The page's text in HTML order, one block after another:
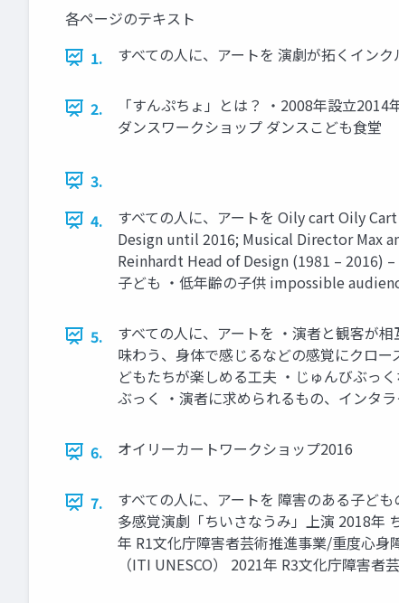
各ページのテキスト
1.
すべての人に、アートを 演劇が拓くイン
2.
「すんぷちょ」とは？ ・2008年設立
ダンスワークショップ ダンスこども食堂
3.
4.
すべての人に、アートを Oily cart Oily
Design until 2016; Musical Director Max
Reinhardt Head of Design (1981 – 2016)
子ども ・低年齢の子供 impossible
5.
すべての人に、アートを ・演者と観客が
味わう、身体で感じるなどの感覚にクロ
どもたちが楽しめる工夫 ・じゅんびぶっ
ぶっく ・演者に求められるもの、インタ
6. オイリーカートワークショップ2016
7.
すべての人に、アートを 障害のある子ど
多感覚演劇「ちいさなうみ」上演 2018年
年 R1文化庁障害者芸術推進事業/重度心
（ITI UNESCO） 2021年 R3文化庁障害